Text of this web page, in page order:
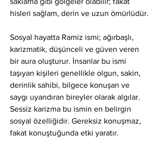
hisleri sağlam, derin ve uzun ömürlüdür.
Sosyal hayatta Ramiz ismi; ağırbaşlı,
karizmatik, düşünceli ve güven veren
bir aura oluşturur. İnsanlar bu ismi
taşıyan kişileri genellikle olgun, sakin,
derinlik sahibi, bilgece konuşan ve
saygı uyandıran bireyler olarak algılar.
Sessiz karizma bu ismin en belirgin
sosyal özelliğidir. Gereksiz konuşmaz,
fakat konuştuğunda etki yaratır.